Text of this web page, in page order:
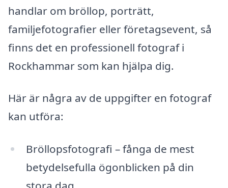
handlar om bröllop, porträtt,
familjefotografier eller företagsevent, så
finns det en professionell fotograf i
Rockhammar som kan hjälpa dig.
Här är några av de uppgifter en fotograf
kan utföra:
Bröllopsfotografi – fånga de mest
betydelsefulla ögonblicken på din